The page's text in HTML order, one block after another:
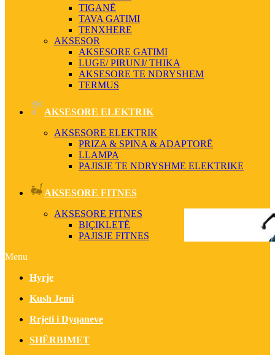
TIGANË
TAVA GATIMI
TENXHERE
AKSESOR
AKSESORE GATIMI
LUGE/ PIRUNJ/ THIKA
AKSESORE TE NDRYSHEM
TERMUS
AKSESORE ELEKTRIK
AKSESORE ELEKTRIK
PRIZA & SPINA & ADAPTORË
LLAMPA
PAJISJE TE NDRYSHME ELEKTRIKE
AKSESORE FITNES
AKSESORE FITNES
BIÇIKLETË
PAJISJE FITNES
Menu
Hyrje
Kush Jemi
Rrjeti i Dyqaneve
SHËRBIMET